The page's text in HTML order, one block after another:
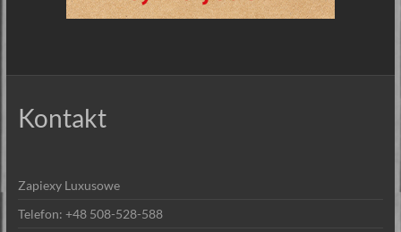
Kontakt
Zapiexy Luxusowe
Telefon: +48 508-528-588